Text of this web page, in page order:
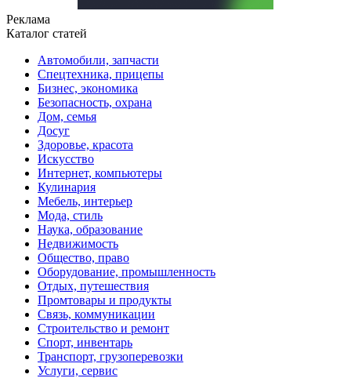
Реклама
Каталог статей
Автомобили, запчасти
Спецтехника, прицепы
Бизнес, экономика
Безопасность, охрана
Дом, семья
Досуг
Здоровье, красота
Искусство
Интернет, компьютеры
Кулинария
Мебель, интерьер
Мода, стиль
Наука, образование
Недвижимость
Общество, право
Оборудование, промышленность
Отдых, путешествия
Промтовары и продукты
Связь, коммуникации
Строительство и ремонт
Cпорт, инвентарь
Транспорт, грузоперевозки
Услуги, сервис